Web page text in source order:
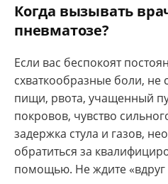
Когда вызывать
пневматозе?
Если вас беспокоят
схваткообразные боли,
пищи, рвота, учащенный
покровов, чувство
задержка стула и газов,
обратиться за
помощью. Не ждите «вдруг